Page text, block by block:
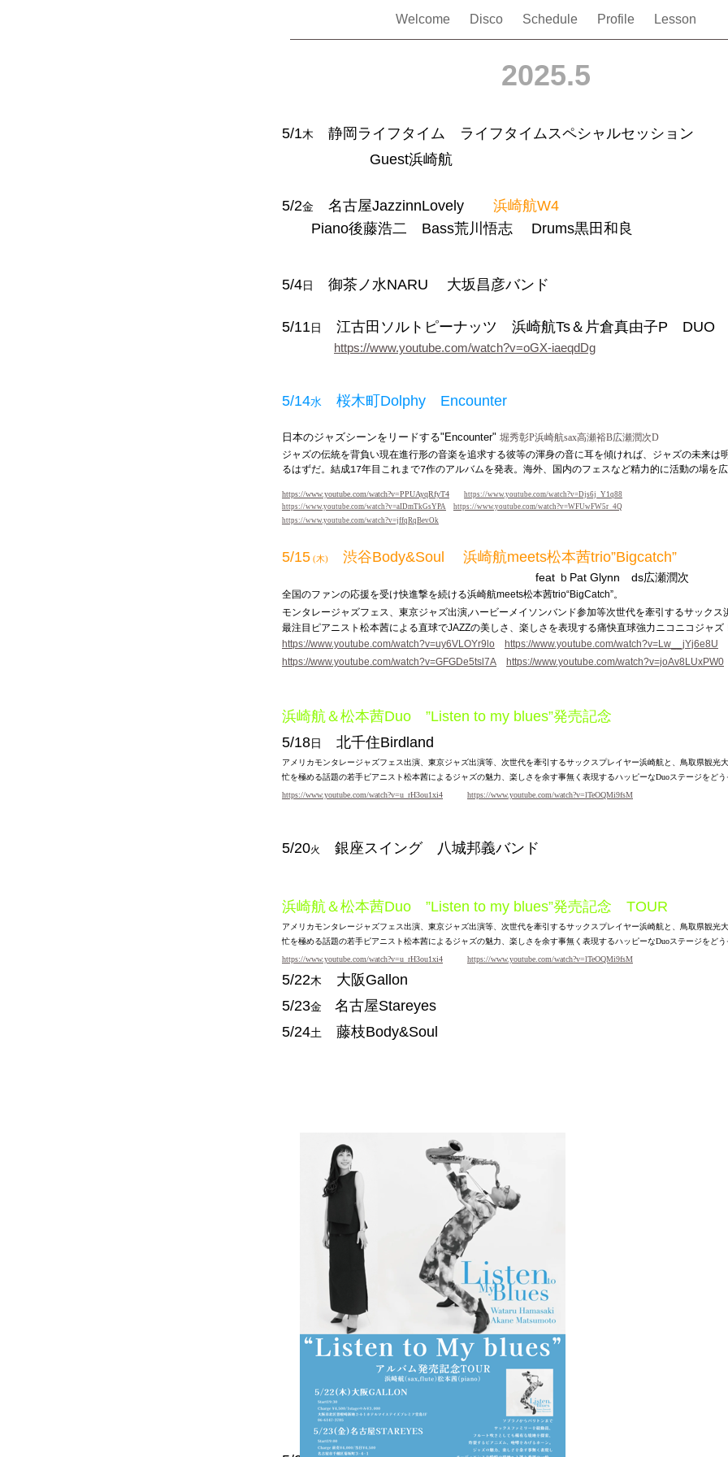
Welcome Disco Schedule Profile Lesson
2025.5
5/1木
静岡ライフタイム ライフタイムスペシャルセッション
Guest浜崎航
5/2金 名古屋JazzinnLovely 浜崎航W4
Piano後藤浩二 Bass荒川悟志 Drums黒田和良
5/4 日 御茶ノ水NARU 大坂昌彦バンド
5/11 日 江古田ソルトピーナッツ 浜崎航Ts＆片倉真由子P DUO
https://www.youtube.com/watch?v=oGX-iaeqdDg
5/14水 桜木町 Dolphy Encounter
日本のジャズシーンをリードする"Encounter" 堀秀彰P浜崎航sax高瀬裕B広瀬潤次D
ジャズの伝統を背負い現在進行形の音楽を追求する彼等の渾身の音に耳を傾ければ、ジャズの未来は
るはずだ。結成17年目これまで7作のアルバムを発表。海外、国内のフェスなど精力的に活動の場を広
https://www.youtube.com/watch?v=PPUAyqRfyT4
https://www.youtube.com/watch?v=Djs6j_Y1q88
https://www.youtube.com/watch?v=aIDmTkGsYPA
https://www.youtube.com/watch?v=WFUwFW5r_4Q
https://www.youtube.com/watch?v=jffqRqBevOk
5/15 (木) 渋谷Body&Soul 浜崎航meets松本茜trio”Bigcatch”
feat ｂPat Glynn ds広瀬潤次
全国のファンの応援を受け快進撃を続ける浜崎航meets松本茜trio“BigCatch”。
モンタレージャズフェス、東京ジャズ出演,ハービーメイソンバンド参加等次世代を牽引するサックス
最注目ピアニスト松本茜による直球でJAZZの美しさ、楽しさを表現する痛快直球強力ニコニコジャズ
https://www.youtube.com/watch?v=uy6VLOYr9lo
https://www.youtube.com/watch?v=Lw__jYj6e8U
https://www.youtube.com/watch?v=GFGDe5tsl7A
https://www.youtube.com/watch?v=joAv8LUxPW0
浜崎航＆松本茜Duo ”Listen to my blues”発売記念
5/18 日 北千住Birdland
アメリカモンタレージャズフェス出演、東京ジャズ出演等、次世代を牽引するサックスプレイヤー浜崎航と、鳥取県観光
忙を極める話題の若手ピアニスト松本茜によるジャズの魅力、楽しさを余す事無く表現するハッピーなDuoステージをどう
https://www.youtube.com/watch?v=u_rH3ou1xi4
https://www.youtube.com/watch?v=lTeOQMi9fsM
5/20火 銀座スイング 八城邦義バンド
浜崎航＆松本茜Duo ”Listen to my blues”発売記念 TOUR
アメリカモンタレージャズフェス出演、東京ジャズ出演等、次世代を牽引するサックスプレイヤー浜崎航と、鳥取県観光
忙を極める話題の若手ピアニスト松本茜によるジャズの魅力、楽しさを余す事無く表現するハッピーなDuoステージをどう
https://www.youtube.com/watch?v=u_rH3ou1xi4
https://www.youtube.com/watch?v=lTeOQMi9fsM
5/22木 大阪Gallon
5/23金 名古屋Stareyes
5/24土 藤枝Body&Soul